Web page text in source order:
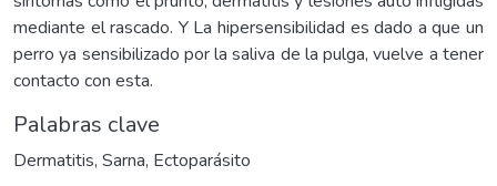
mediante el rascado. Y La hipersensibilidad es dado a que un
perro ya sensibilizado por la saliva de la pulga, vuelve a tener
contacto con esta.
Palabras clave
Dermatitis, Sarna, Ectoparásito